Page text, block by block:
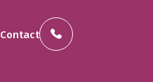
Contact